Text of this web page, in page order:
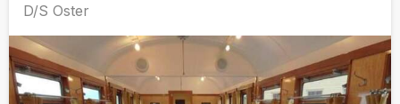
D/S Oster